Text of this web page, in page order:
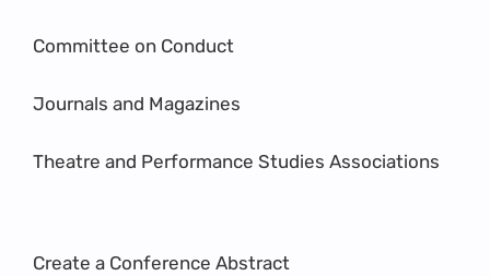
Committee on Conduct
Journals and Magazines
Theatre and Performance Studies Associations
Create a Conference Abstract